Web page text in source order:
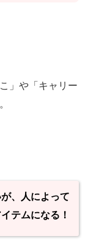
」や「キャリー
、人によって
テムになる！